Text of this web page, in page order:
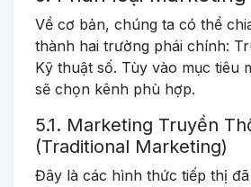
Về cơ bản, chúng ta có thể
thành hai trường phái chính:
Kỹ thuật số. Tùy vào mục tiêu
sẽ chọn kênh phù hợp.
5.1. Marketing Truyền
(Traditional Marketing)
Đây là các hình thức tiếp thị